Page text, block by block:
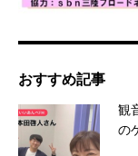
おすすめ記事
観
の